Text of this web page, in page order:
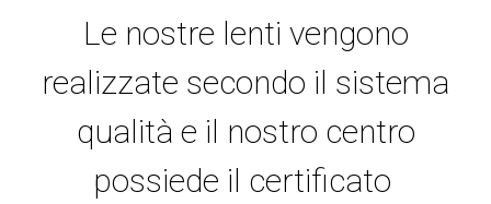
Le nostre lenti vengono
realizzate secondo il sistema
qualità e il nostro centro
possiede il certificato